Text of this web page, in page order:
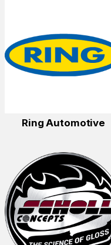
Ring Automotive